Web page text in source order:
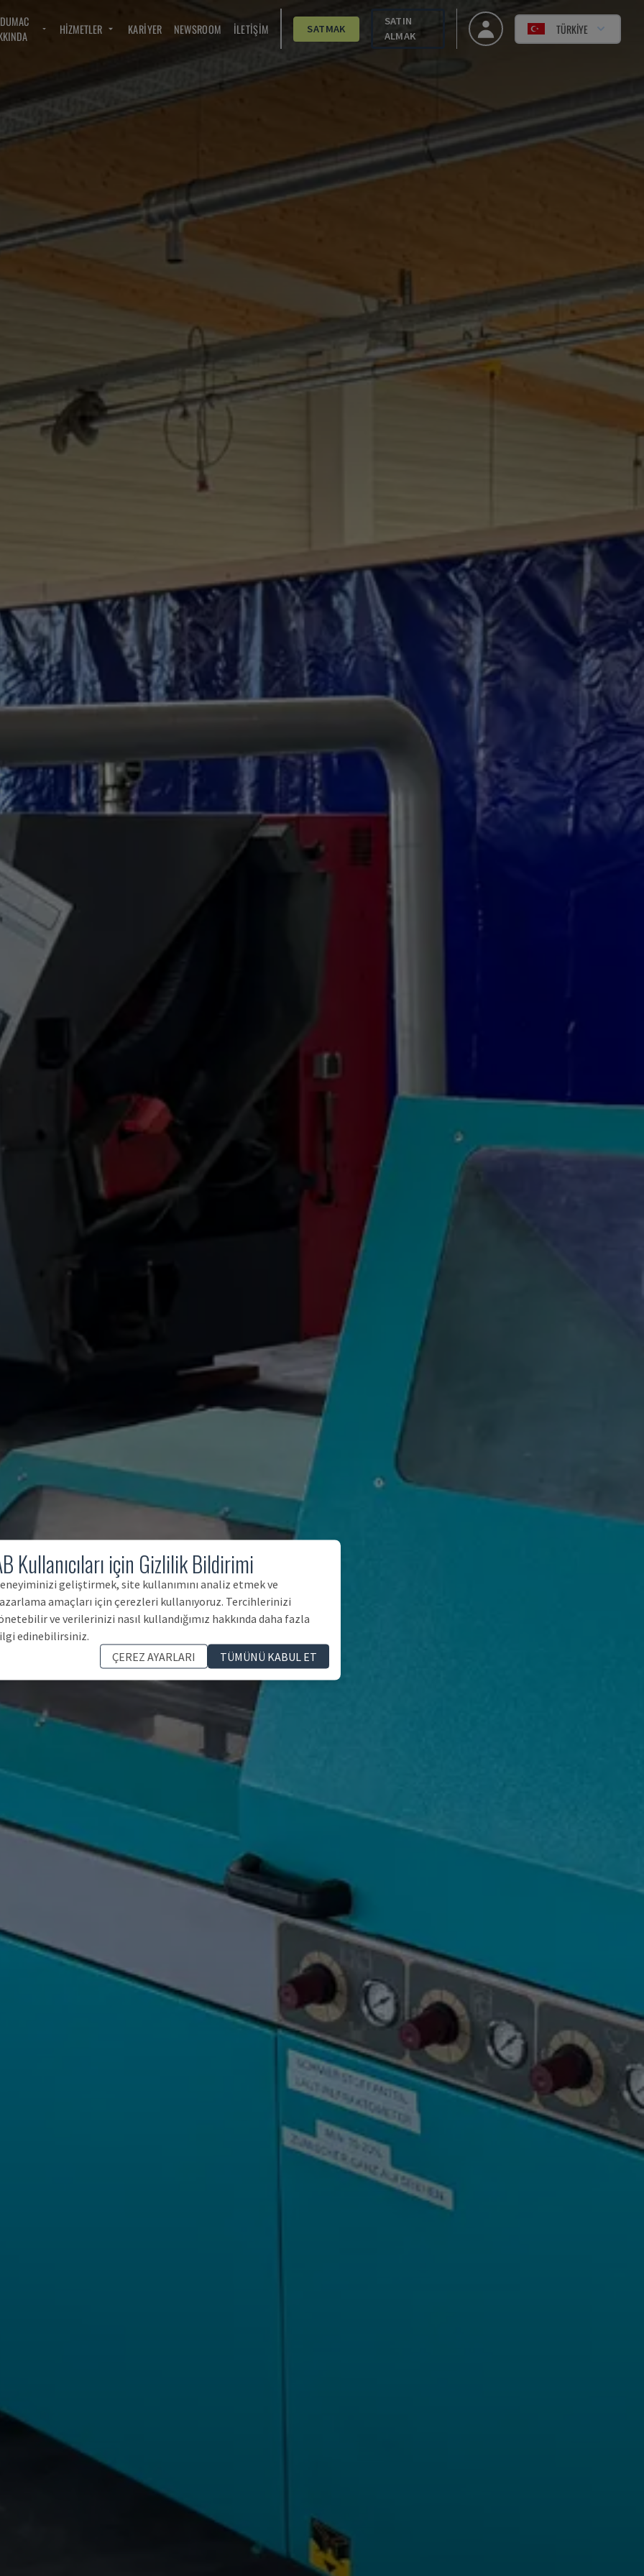
HIZMETLER KARIYER NEWSROOM İLETIŞIM SATMAK
SATIN
ALMAK
TÜRKIYE
Kullanıcıları için Gizlilik Bildirimi
geliştirmek, site kullanımını analiz etmek ve
amaçları için çerezleri kullanıyoruz. Tercihlerinizi
ve verilerinizi nasıl kullandığımız hakkında daha fazla
edinebilirsiniz.
ÇEREZ AYARLARI
TÜMÜNÜ KABUL ET